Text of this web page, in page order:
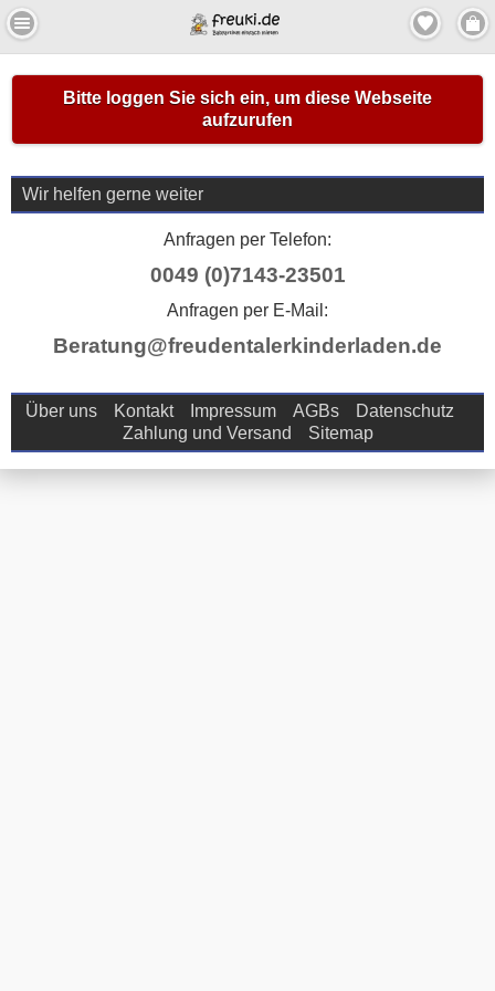
Bitte loggen Sie sich ein, um diese Webseite
aufzurufen
Wir helfen gerne weiter
Anfragen per Telefon:
0049 (0)7143-23501
Anfragen per E-Mail:
Beratung@freudentalerkinderladen.de
Über uns Kontakt Impressum AGBs
Datenschutz
Zahlung und Versand
Sitemap